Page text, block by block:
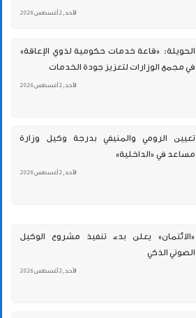
الأحد , 2 أغسطس 2026
الحويلة: «قاعة خدمات حكومية لذوي الإعاقة»
في مجمع الوزارات لتعزيز جودة الخدمات
الأحد , 2 أغسطس 2026
تعيين الرومي والمنيفي بدرجة وكيل وزارة
مساعد في «الداخلية»
الأحد , 2 أغسطس 2026
«الائتمان» يعلن بدء تنفيذ مشروع الوكيل
الصوتي الذكي
الأحد , 2 أغسطس 2026